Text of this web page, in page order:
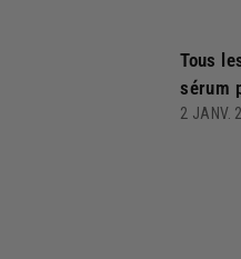
Tous
sérum
2 JANV.